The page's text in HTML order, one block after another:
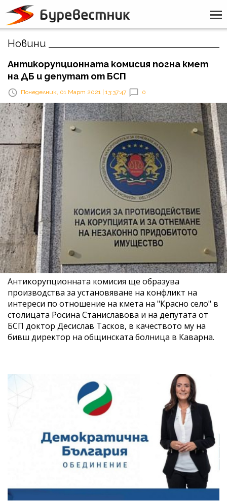
Новини
Антикорупционната комисия погна кмет
на ДБ и депутат от БСП
Понеделник, 01 Март 2021 | 13:37:47 0
Антикорупционната комисия ще образува
производства за установяване на конфликт на
интереси по отношение на кмета на "Красно село" в
столицата Росина Станиславова и на депутата от
БСП доктор Десислав Тасков, в качеството му на
бивш директор на общинската болница в Каварна.